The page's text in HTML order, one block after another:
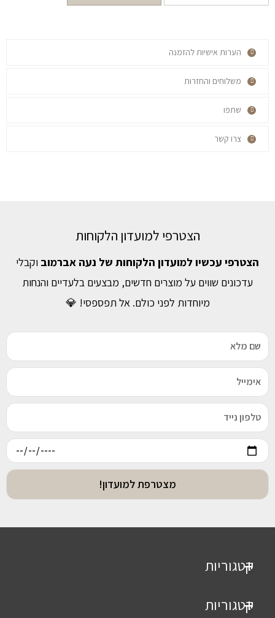
הערות אישיות להזמנה
משלוחים והחזרות
שתפו
צרו קשר
הצטרפי למועדון הלקוחות
הצטרפי עכשיו למועדון הלקוחות של נעה אברמוב וקבלי
עדכונים שווים על מוצרים חדשים, מבצעים בלעדיים והנחות
מיוחדות לפני כולם. אל תפספסי! 💎
מצטרפת למועדון!
קטגוריות
+
טבעות זהב 14K
קטגוריות
+